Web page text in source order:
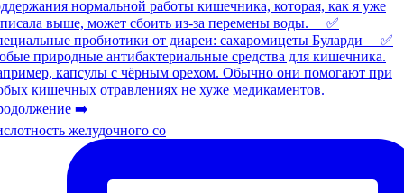
желудочного со